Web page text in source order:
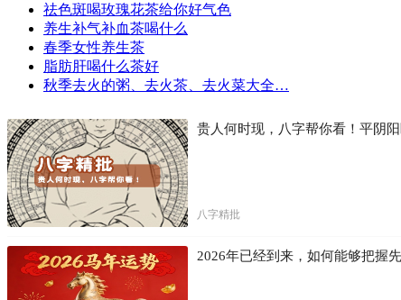
祛色斑喝玫瑰花茶给你好气色
养生补气补血茶喝什么
春季女性养生茶
脂肪肝喝什么茶好
秋季去火的粥、去火茶、去火菜大全…
贵人何时现，八字帮你看！平阴
八字精批
2026年已经到来，如何能够把握